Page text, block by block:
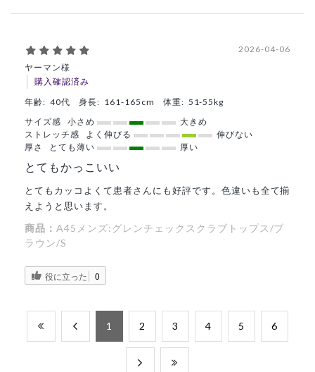
ヤーマン様
購入確認済み
2026-04-06
年齢: 40代 身長: 161-165cm 体重: 51-55kg
サイズ感
小さめ
大きめ
ストレッチ感
よく伸びる
伸びない
厚さ
とても薄い 厚い
とてもかっこいい
とてもカッコよくて患者さんにも好評です。色違いも全て揃
えようと思います。
商品： A45メンズ:グレンチェックスクラブトップス/ブ
ラウン/S
役に立った 0
​1 ​2 ​3 ​4 ​5 ​6